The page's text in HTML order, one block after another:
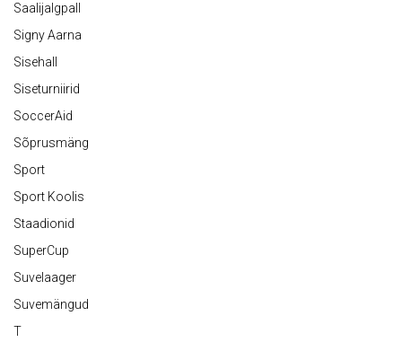
Saalijalgpall
Signy Aarna
Sisehall
Siseturniirid
SoccerAid
Sõprusmäng
Sport
Sport Koolis
Staadionid
SuperCup
Suvelaager
Suvemängud
T